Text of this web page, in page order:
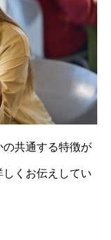
の共通する特徴が
くお伝えしてい